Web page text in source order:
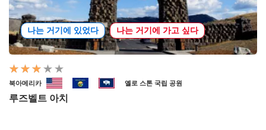
나는 거기에 있었다 나는 거기에 가고 싶다
북아메리카 옐로 스톤 국립 공원
루즈벨트 아치